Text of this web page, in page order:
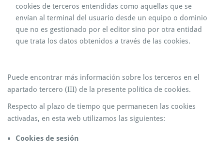
cookies de terceros entendidas como aquellas que se
envían al terminal del usuario desde un equipo o dominio
que no es gestionado por el editor sino por otra entidad
que trata los datos obtenidos a través de las cookies.
Puede encontrar más información sobre los terceros en el
apartado tercero (III) de la presente política de cookies.
Respecto al plazo de tiempo que permanecen las cookies
activadas, en esta web utilizamos las siguientes:
Cookies de sesión